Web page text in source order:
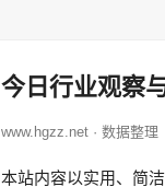
今日行业观察
www.hgzz.net · 数据整理
本站内容以实用、简